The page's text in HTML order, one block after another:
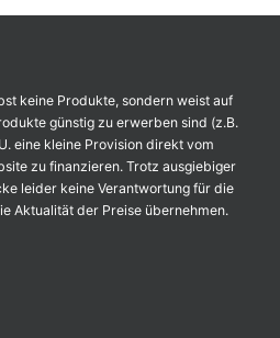
keine Produkte, sondern weist auf
günstig zu erwerben sind (z.B.
eine kleine Provision direkt vom
zu finanzieren. Trotz ausgiebiger
leider keine Verantwortung für die
Aktualität der Preise übernehmen.